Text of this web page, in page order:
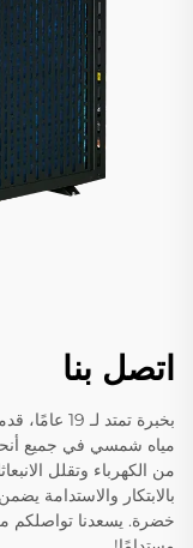
اتصل بنا
بالابتكار والاستدامة
خضرة. يسعدنا تواصلكم